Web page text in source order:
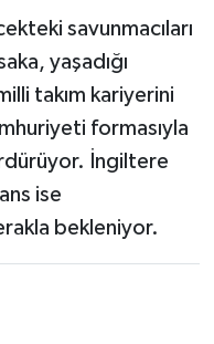
savunmacıları
yaşadığı
takım kariyerini
formasıyla
İngiltere
ise
bekleniyor.